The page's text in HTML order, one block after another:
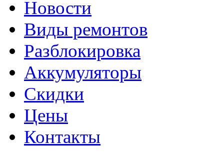
Новости
Виды ремонтов
Разблокировка
Аккумуляторы
Скидки
Цены
Контакты